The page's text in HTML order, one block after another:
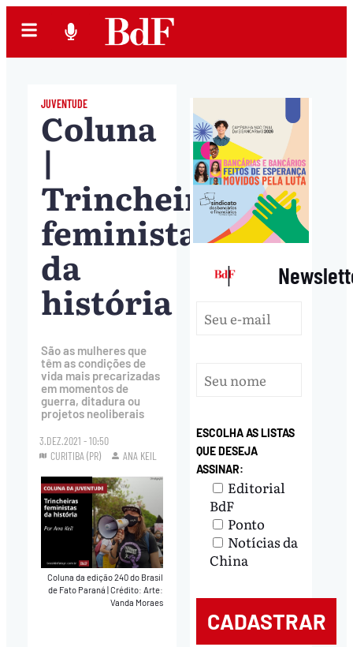
JUVENTUDE
Coluna
|
Trincheiras
feministas
da
história
São as mulheres que
têm as condições de
vida mais precarizadas
em momentos de
guerra, ditadura ou
projetos neoliberais
3.DEZ.2021 - 10:50
CURITIBA (PR)
ANA KEIL
Coluna da edição 240 do Brasil
de Fato Paraná|Crédito: Arte:
Vanda Moraes
|
ESCOLHA AS LISTAS
QUE DESEJA
ASSINAR:
Editorial
BdF
Ponto
Notícias da
China